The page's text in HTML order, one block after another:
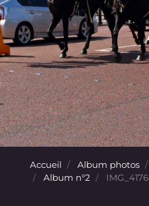
Accueil Album photos
Album n°2
IMG_4176